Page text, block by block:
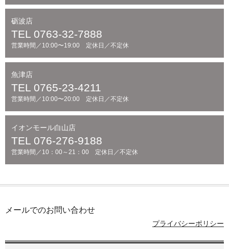
砺波店
TEL 0763-32-7888
営業時間／10:00〜19:00 定休日／不定休
魚津店
TEL 0765-23-4211
営業時間／10:00〜20:00 定休日／不定休
イオンモール白山店
TEL 076-276-9188
営業時間／10：00～21：00 定休日／不定休
メールでのお問い合わせ
プライバシーポリシー